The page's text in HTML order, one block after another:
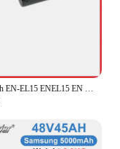
2550mAh EN-EL15 ENEL15 EN EL15 batteria per fotocamera per Nikon DSLR D600 D610 D800 D800E D810 D850 D7000 D7100 D7200 L50